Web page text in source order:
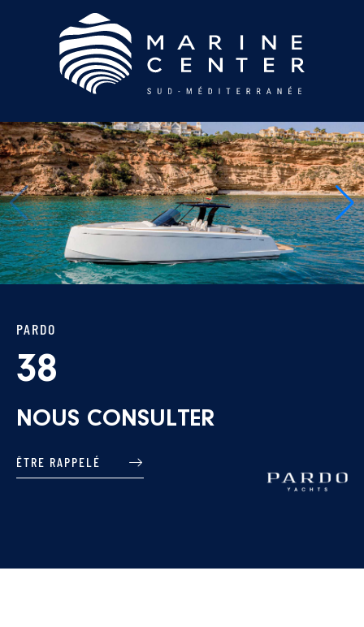
PARDO
38
NOUS CONSULTER
ÊTRE RAPPELÉ